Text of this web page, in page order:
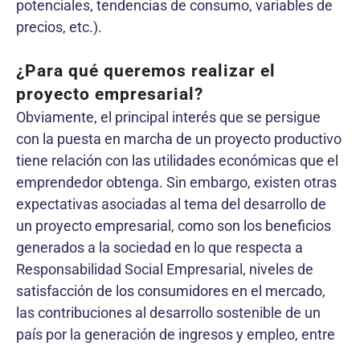
potenciales, tendencias de consumo, variables de
precios, etc.).
¿Para qué queremos realizar el
proyecto empresarial?
Obviamente, el principal interés que se persigue
con la puesta en marcha de un proyecto productivo
tiene relación con las utilidades económicas que el
emprendedor obtenga. Sin embargo, existen otras
expectativas asociadas al tema del desarrollo de
un proyecto empresarial, como son los beneficios
generados a la sociedad en lo que respecta a
Responsabilidad Social Empresarial, niveles de
satisfacción de los consumidores en el mercado,
las contribuciones al desarrollo sostenible de un
país por la generación de ingresos y empleo, entre